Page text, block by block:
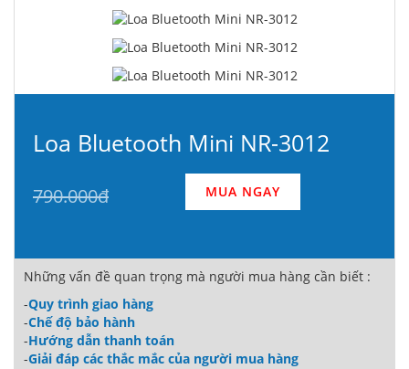
Loa Bluetooth Mini NR-3012
790.000đ MUA NGAY
Những vấn đề quan trọng mà người mua hàng cần biết :
-Quy trình giao hàng
-Chế độ bảo hành
-Hướng dẫn thanh toán
-Giải đáp các thắc mắc của người mua hàng